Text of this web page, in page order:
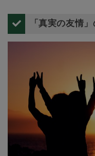
「真実の友情